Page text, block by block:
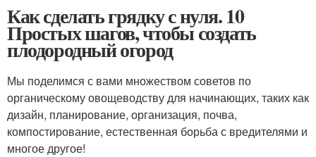
Как сделать грядку с нуля. 10
Простых шагов, чтобы создать
плодородный огород
Мы поделимся с вами множеством советов по
органическому овощеводству для начинающих, таких как
дизайн, планирование, организация, почва,
компостирование, естественная борьба с вредителями и
многое другое!